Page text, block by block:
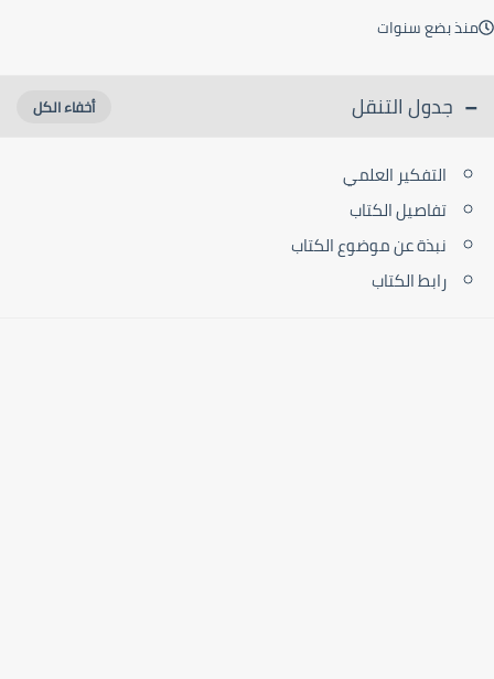
منذ بضع سنوات
جدول التنقل
التفكير العلمي
تفاصيل الكتاب
نبذة عن موضوع الكتاب
رابط الكتاب